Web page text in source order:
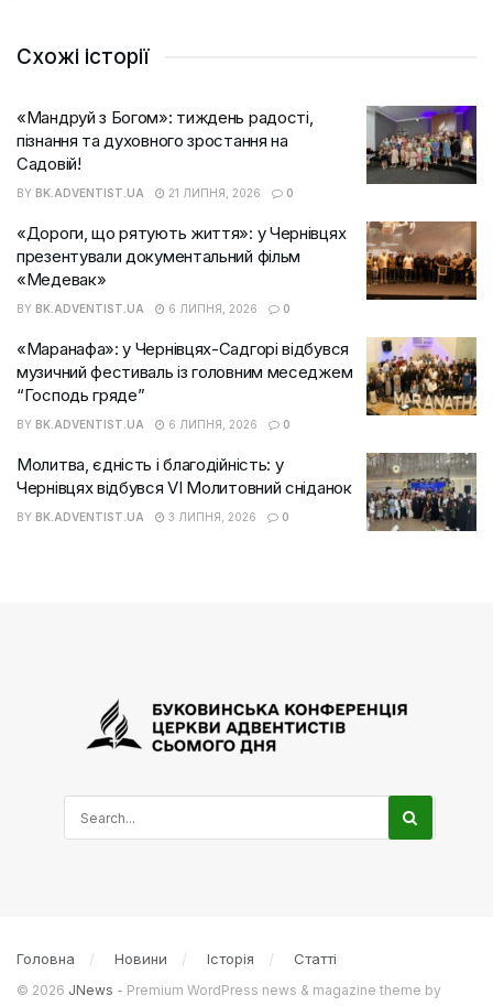
Схожі історії
«Мандруй з Богом»: тиждень радості,
пізнання та духовного зростання на
Садовій!
BY BK.ADVENTIST.UA 21 ЛИПНЯ, 2026 0
«Дороги, що рятують життя»: у Чернівцях
презентували документальний фільм
«Медевак»
BY BK.ADVENTIST.UA 6 ЛИПНЯ, 2026 0
«Маранафа»: у Чернівцях-Садгорі відбувся
музичний фестиваль із головним меседжем
“Господь гряде”
BY BK.ADVENTIST.UA 6 ЛИПНЯ, 2026 0
Молитва, єдність і благодійність: у
Чернівцях відбувся VI Молитовний сніданок
BY BK.ADVENTIST.UA 3 ЛИПНЯ, 2026 0
Головна Новини Історія Статті
© 2026 JNews - Premium WordPress news & magazine theme by